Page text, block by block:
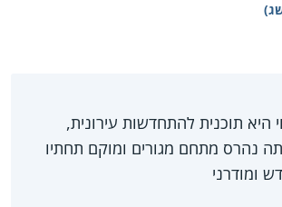
היא תוכנית להתחדשות עירונית,
נהרס מתחם מגורים ומוקם תחתיו
ומודרני